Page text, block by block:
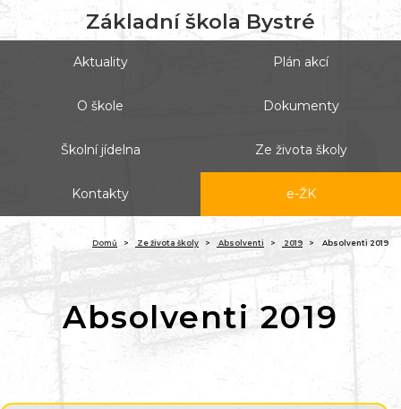
Základní škola Bystré
Aktuality Plán akcí
O škole Dokumenty
Školní jídelna Ze života školy
Kontakty e-ŽK
Domů Ze života školy Absolventi 2019 Absolventi 2019
Absolventi 2019